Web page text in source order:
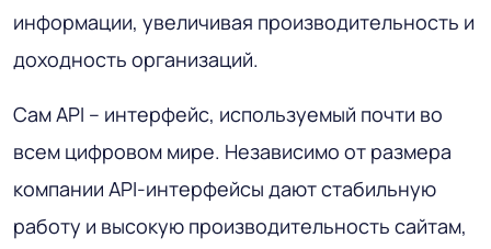
информации, увеличивая производительность и
доходность организаций.
Сам API – интерфейс, используемый почти во
всем цифровом мире. Независимо от размера
компании API-интерфейсы дают стабильную
работу и высокую производительность сайтам,